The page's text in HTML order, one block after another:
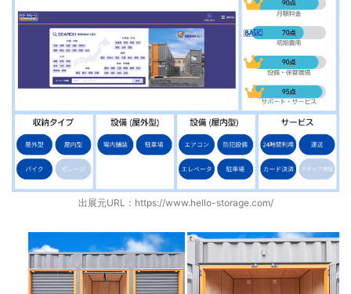
出展元URL： https://www.hello-storage.com/